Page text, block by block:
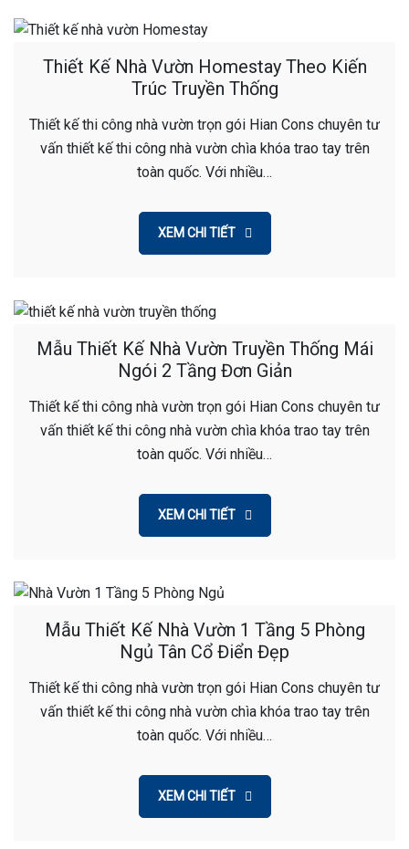
Thiết Kế Nhà Vườn Homestay Theo Kiến
Trúc Truyền Thống
Thiết kế thi công nhà vườn trọn gói Hian Cons chuyên tư
vấn thiết kế thi công nhà vườn chìa khóa trao tay trên
toàn quốc. Với nhiều…
XEM CHI TIẾT
Mẫu Thiết Kế Nhà Vườn Truyền Thống Mái
Ngói 2 Tầng Đơn Giản
Thiết kế thi công nhà vườn trọn gói Hian Cons chuyên tư
vấn thiết kế thi công nhà vườn chìa khóa trao tay trên
toàn quốc. Với nhiều…
XEM CHI TIẾT
Mẫu Thiết Kế Nhà Vườn 1 Tầng 5 Phòng
Ngủ Tân Cổ Điển Đẹp
Thiết kế thi công nhà vườn trọn gói Hian Cons chuyên tư
vấn thiết kế thi công nhà vườn chìa khóa trao tay trên
toàn quốc. Với nhiều…
XEM CHI TIẾT